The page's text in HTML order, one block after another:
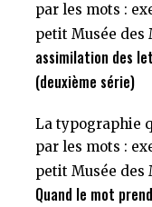
par les mots :
petit Musée des
assimilation des
(deuxième série)
La typographie
par les mots :
petit Musée des
Quand le mot